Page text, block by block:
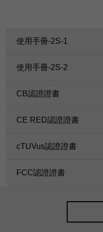
使用手冊-2S-1
使用手冊-2S-2
CB認證證書
CE RED認證證書
cTUVus認證證書
FCC認證證書